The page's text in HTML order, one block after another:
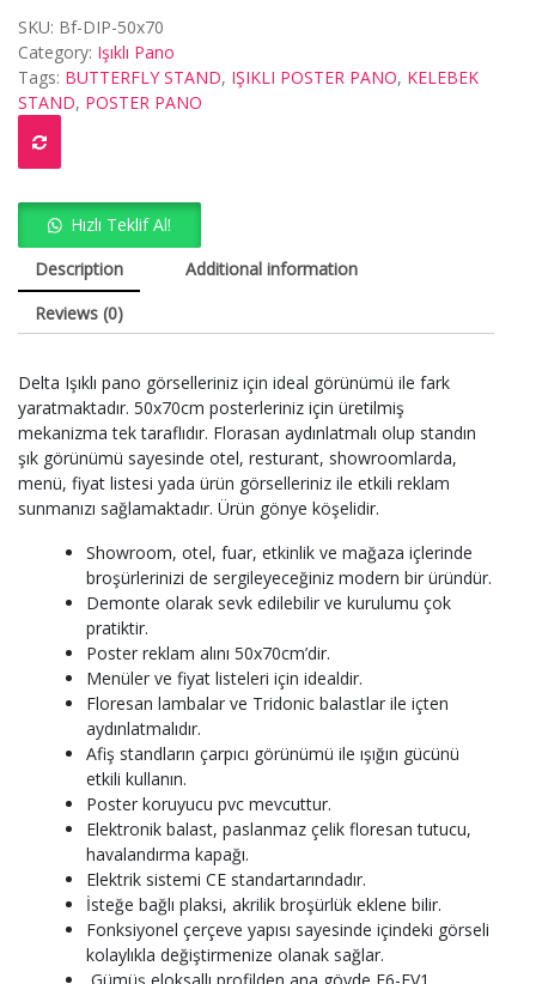
SKU: Bf-DIP-50x70
Category: Işıklı Pano
Tags: BUTTERFLY STAND, IŞIKLI POSTER PANO, KELEBEK
STAND, POSTER PANO
Hızlı Teklif Al!
Description
Additional information
Reviews (0)
Delta Işıklı pano görselleriniz için ideal görünümü ile fark
yaratmaktadır. 50x70cm posterleriniz için üretilmiş
mekanizma tek taraflıdır. Florasan aydınlatmalı olup standın
şık görünümü sayesinde otel, resturant, showroomlarda,
menü, fiyat listesi yada ürün görselleriniz ile etkili reklam
sunmanızı sağlamaktadır. Ürün gönye köşelidir.
Showroom, otel, fuar, etkinlik ve mağaza içlerinde
broşürlerinizi de sergileyeceğiniz modern bir üründür.
Demonte olarak sevk edilebilir ve kurulumu çok
pratiktir.
Poster reklam alını 50x70cm’dir.
Menüler ve fiyat listeleri için idealdir.
Floresan lambalar ve Tridonic balastlar ile içten
aydınlatmalıdır.
Afiş standların çarpıcı görünümü ile ışığın gücünü
etkili kullanın.
Poster koruyucu pvc mevcuttur.
Elektronik balast, paslanmaz çelik floresan tutucu,
havalandırma kapağı.
Elektrik sistemi CE standartarındadır.
İsteğe bağlı plaksi, akrilik broşürlük eklene bilir.
Fonksiyonel çerçeve yapısı sayesinde içindeki görseli
kolaylıkla değiştirmenize olanak sağlar.